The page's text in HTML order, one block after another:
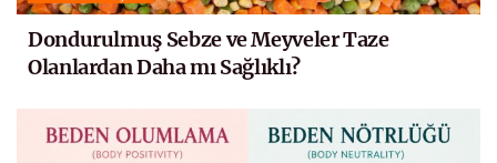
Dondurulmuş Sebze ve Meyveler Taze
Olanlardan Daha mı Sağlıklı?